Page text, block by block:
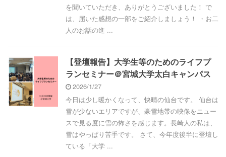
を聞いていただき、ありがとうございました！ で
は、届いた感想の一部をご紹介しましょう！ ・お二
人のお話の進 ...
【登壇報告】大学生等のためのライフプ
ランセミナー＠宮城大学太白キャンパス
2026/1/27
今日は少し暖かくなって、快晴の仙台です。 仙台は
雪が少ないエリアですが、豪雪地帯の映像をニュー
スで見る度に雪の怖さを感じます。長崎人の私は、
雪はやっぱり苦手です。 さて、今年度後半に登壇し
ている「大学 ...